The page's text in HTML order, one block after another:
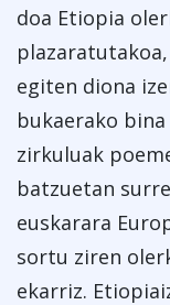
doa Etiopia
egiten diona
bukaerako
zirkuluak
batzuetan
euskarara
sortu ziren
ekarriz.